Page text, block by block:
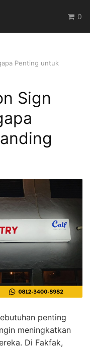
0
Penting untuk
Sign
penting
meningkatkan
Di Fakfak,